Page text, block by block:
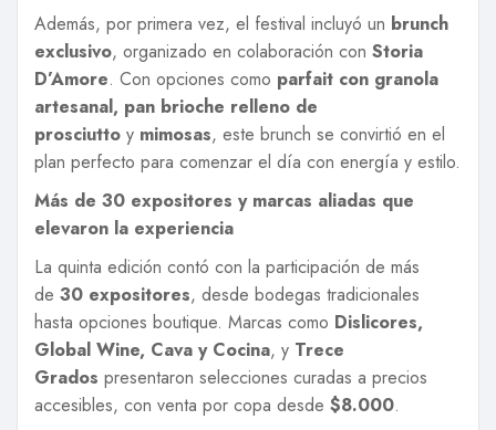
Además, por primera vez, el festival incluyó un brunch
exclusivo, organizado en colaboración con Storia
D’Amore. Con opciones como parfait con granola
artesanal, pan brioche relleno de
prosciutto y mimosas, este brunch se convirtió en el
plan perfecto para comenzar el día con energía y estilo.
Más de 30 expositores y marcas aliadas que
elevaron la experiencia
La quinta edición contó con la participación de más
de 30 expositores, desde bodegas tradicionales
hasta opciones boutique. Marcas como Dislicores,
Global Wine, Cava y Cocina, y Trece
Grados presentaron selecciones curadas a precios
accesibles, con venta por copa desde $8.000.